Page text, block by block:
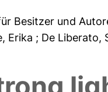
Besitzer und
Erika ; De Liberato,